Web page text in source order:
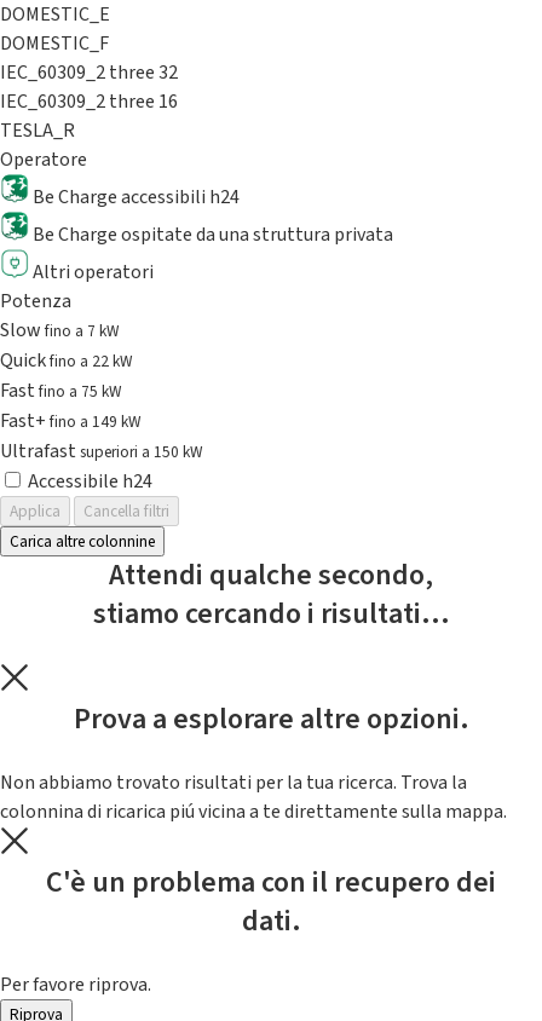
DOMESTIC_E
DOMESTIC_F
IEC_60309_2 three 32
IEC_60309_2 three 16
TESLA_R
Operatore
Be Charge accessibili h24
Be Charge ospitate da una struttura privata
Altri operatori
Potenza
Slowfino a 7 kW
Quickfino a 22 kW
Fastfino a 75 kW
Fast+fino a 149 kW
Ultrafast superiori a 150 kW
Accessibile h24
Applica
Cancella filtri
Carica altre colonnine
Attendi qualche secondo,
stiamo cercando i risultati...
Prova a esplorare altre opzioni.
Non abbiamo trovato risultati per la tua ricerca. Trova la
colonnina di ricarica piú vicina a te direttamente sulla mappa.
C'è un problema con il recupero dei
dati.
Per favore riprova.
Riprova